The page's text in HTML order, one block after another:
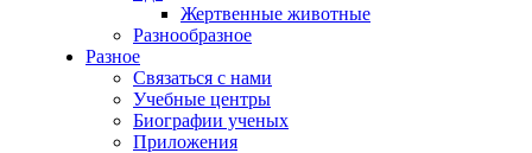
Жертвенные животные
Разнообразное
Разное
Связаться с нами
Учебные центры
Биографии ученых
Приложения